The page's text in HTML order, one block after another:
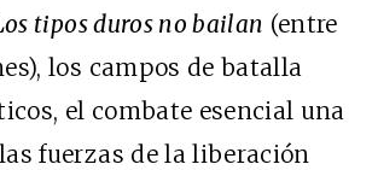
tipos duros no bailan (entre
los campos de batalla
el combate esencial una
fuerzas de la liberación